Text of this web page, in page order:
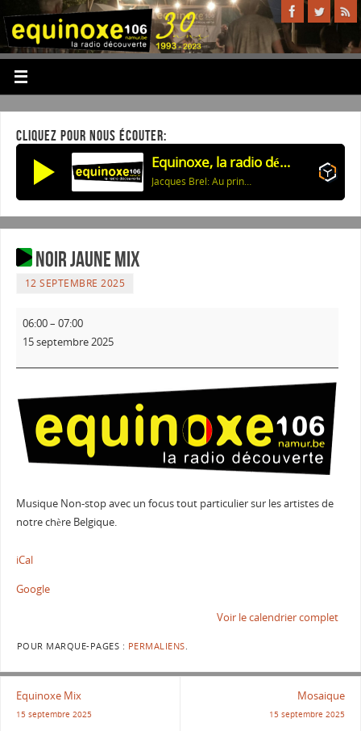
CLIQUEZ POUR NOUS ÉCOUTER:
Equinoxe, la radio découverte
Jacques Brel: Au printemps
Noir Jaune Mix
12 SEPTEMBRE 2025
06:00– 07:00
15 septembre 2025
Musique Non-stop avec un focus tout particulier sur les artistes de
notre chère Belgique.
iCal
Google
Voir le calendrier complet
POUR MARQUE-PAGES : PERMALIENS.
Equinoxe Mix
15 septembre 2025
Mosaique
15 septembre 2025